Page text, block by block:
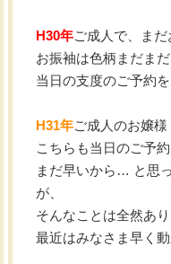
H30年ご成人で、ま
お振袖は色柄まだま
当日の支度のご予約
H31年ご成人のお嬢様
こちらも当日のご予
まだ早いから… と思
が、
そんなことは全然あ
最近はみなさま早く